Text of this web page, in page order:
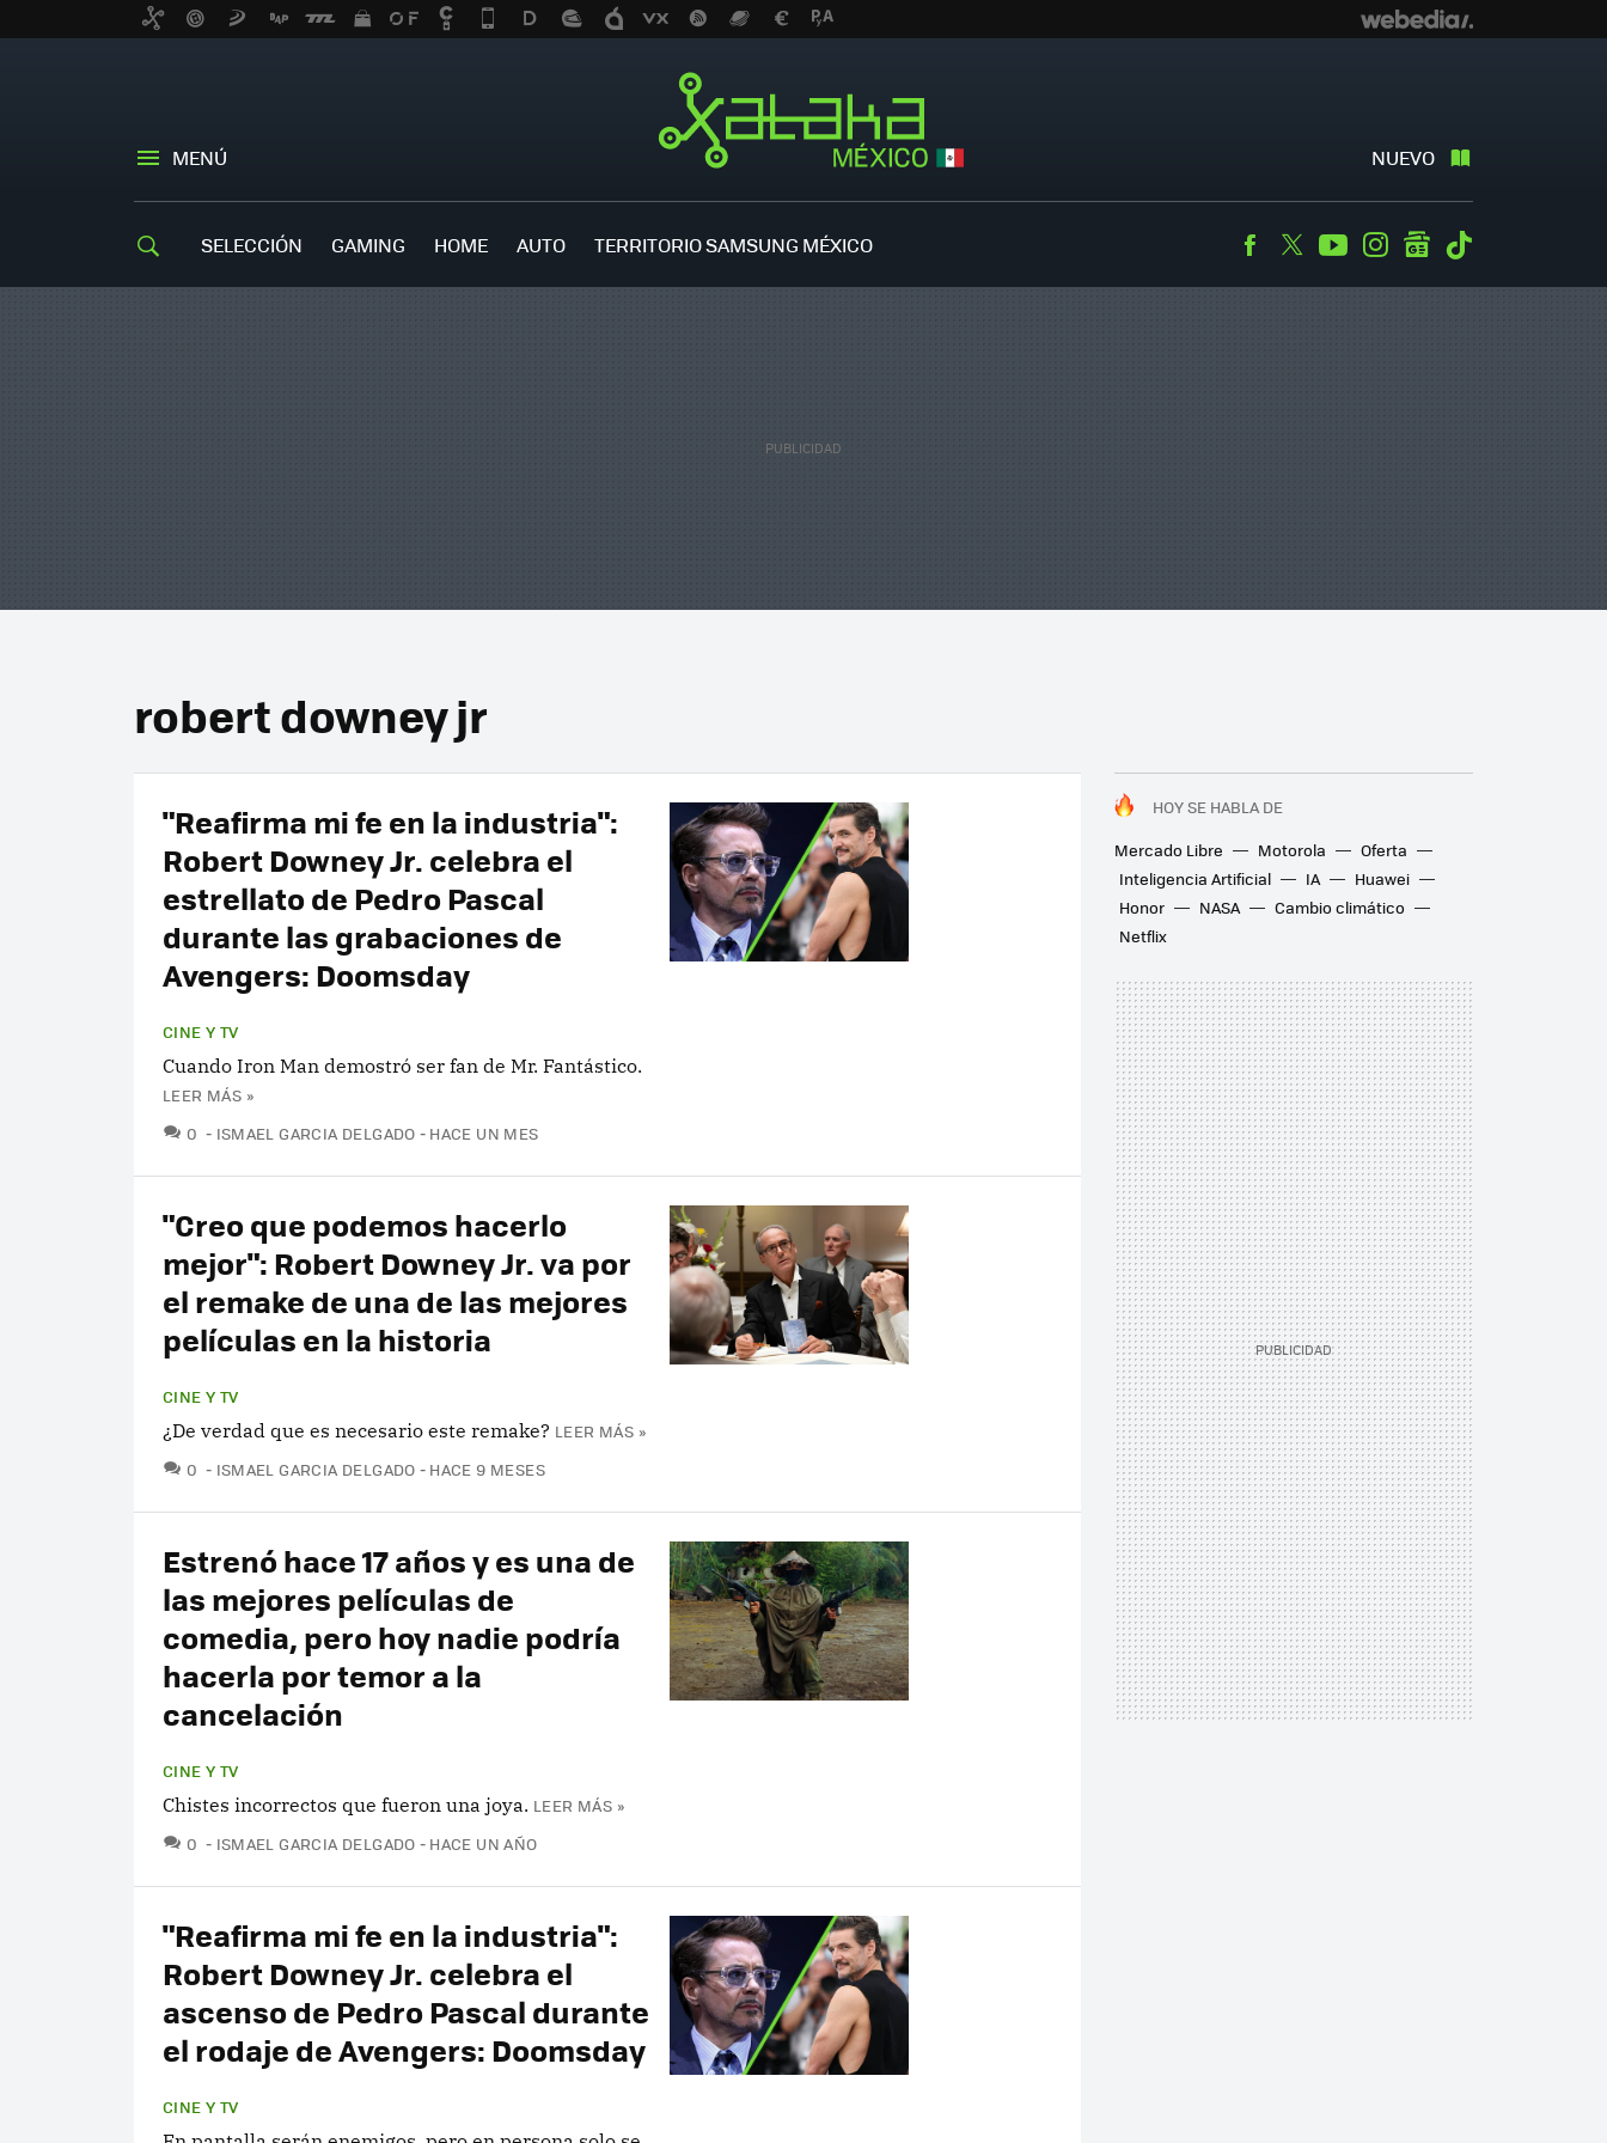
MENÚ NUEVO
SELECCIÓN GAMING HOME AUTO TERRITORIO SAMSUNG MÉXICO Facebook
TwitterYoutubeInstagramgooglenews
robert downey jr
HOY SE HABLA DE
Mercado Libre
Motorola
Oferta
Inteligencia Artificial
IA
Huawei
Honor
NASA
Cambio climático
Netflix
"Reafirma mi fe en la industria":
Robert Downey Jr. celebra el
estrellato de Pedro Pascal
durante las grabaciones de
Avengers: Doomsday
CINE Y TV
Cuando Iron Man demostró ser fan de Mr. Fantástico.
LEER MÁS »
0 COMENTARIOS
ISMAEL GARCIA DELGADO HACE UN MES
"Creo que podemos hacerlo
mejor": Robert Downey Jr. va por
el remake de una de las mejores
películas en la historia
CINE Y TV
¿De verdad que es necesario este remake? LEER MÁS »
0 COMENTARIOS
ISMAEL GARCIA DELGADO HACE 9 MESES
Estrenó hace 17 años y es una de
las mejores películas de
comedia, pero hoy nadie podría
hacerla por temor a la
cancelación
CINE Y TV
Chistes incorrectos que fueron una joya. LEER MÁS »
0 COMENTARIOS
ISMAEL GARCIA DELGADO HACE UN AÑO
"Reafirma mi fe en la industria":
Robert Downey Jr. celebra el
ascenso de Pedro Pascal durante
el rodaje de Avengers: Doomsday
CINE Y TV